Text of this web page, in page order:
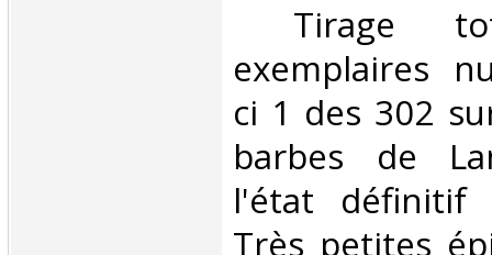
Tirage
exemplaires
ci 1 des 302
barbes de
l'état définitif
Très petites